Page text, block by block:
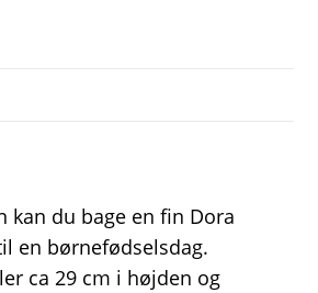
kan du bage en fin Dora
en børnefødselsdag.
ca 29 cm i højden og